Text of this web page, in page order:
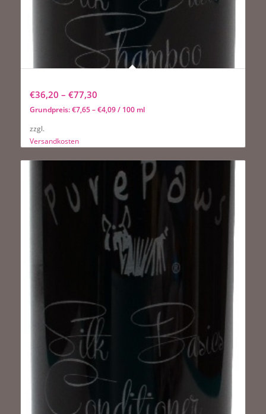
€36,20 – €77,30
Grundpreis:€7,65–€4,09/ 100 ml
zzgl.
Versandkosten